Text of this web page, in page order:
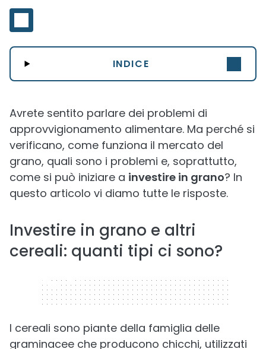
INDICE
Avrete sentito parlare dei problemi di
approvvigionamento alimentare. Ma perché si
verificano, come funziona il mercato del
grano, quali sono i problemi e, soprattutto,
come si può iniziare a investire in grano? In
questo articolo vi diamo tutte le risposte.
Investire in grano e altri
cereali: quanti tipi ci sono?
320 x 50
I cereali sono piante della famiglia delle
graminacee che producono chicchi, utilizzati